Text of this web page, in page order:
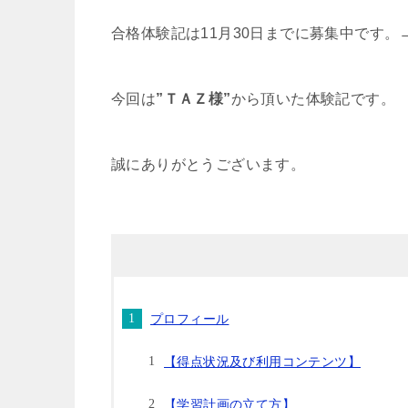
合格体験記は11月30日までに募集中です。
今回は”ＴＡＺ様”から頂いた体験記です。
誠にありがとうございます。
プロフィール
【得点状況及び利用コンテンツ】
【学習計画の立て方】